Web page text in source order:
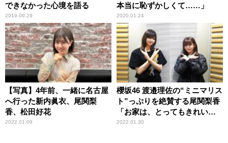
できなかった心境を語る
2019.09.29
本当に恥ずかしくて……」
2020.01.24
【写真】4年前、一緒に名古屋
へ行った新内眞衣、尾関梨
香、松田好花
2022.01.09
櫻坂46 渡邉理佐の“ミニマリス
ト”っぷりを絶賛する尾関梨香
「お家は、とってもきれいで
した」
2022.01.30